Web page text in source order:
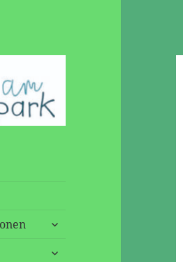
untermenü
untermenü